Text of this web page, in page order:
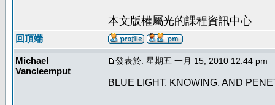
本文版權屬光的課程資訊中心
回頂端
Michael
Vancleemput
發表於: 星期五 一月 15, 2010 12:44 pm
BLUE LIGHT, KNOWING, AND